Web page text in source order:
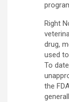
Right
drug,
used
To
the